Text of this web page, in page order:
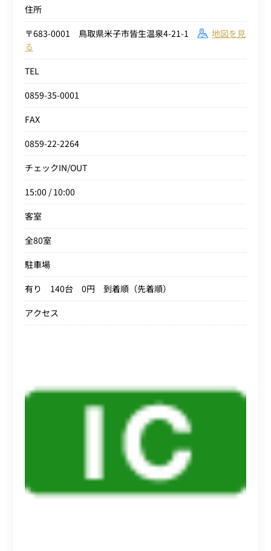
住所
〒683-0001 鳥取県米子市皆生温泉4-21-1
地図を見
る
TEL
0859-35-0001
FAX
0859-22-2264
チェックIN/OUT
15:00 / 10:00
客室
全80室
駐車場
有り 140台 0円 到着順（先着順）
アクセス